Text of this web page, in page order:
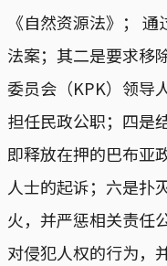
《自然资源法》；
法案；其二是要求移
委员会（KPK）领导
担任民政公职；四是
即释放在押的巴布亚
人士的起诉；六是扑
火，并严惩相关责任
对侵犯人权的行为